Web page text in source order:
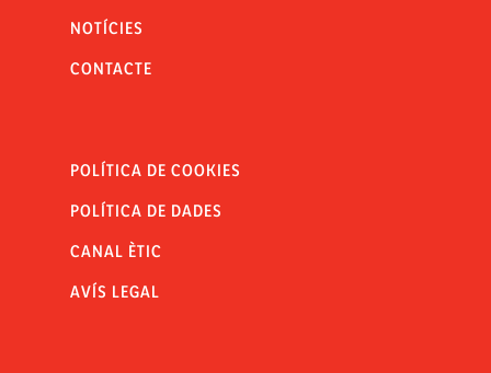
NOTÍCIES
CONTACTE
POLÍTICA DE COOKIES
POLÍTICA DE DADES
CANAL ÈTIC
AVÍS LEGAL